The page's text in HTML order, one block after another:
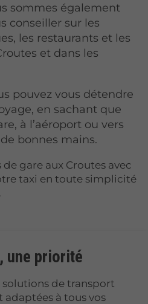
sommes également
conseiller sur les
les restaurants et les
et dans les
pouvez vous détendre
en sachant que
à l’aéroport ou vers
bonnes mains.
gare aux Croutes avec
taxi en toute simplicité
une priorité
solutions de transport
à tous vos